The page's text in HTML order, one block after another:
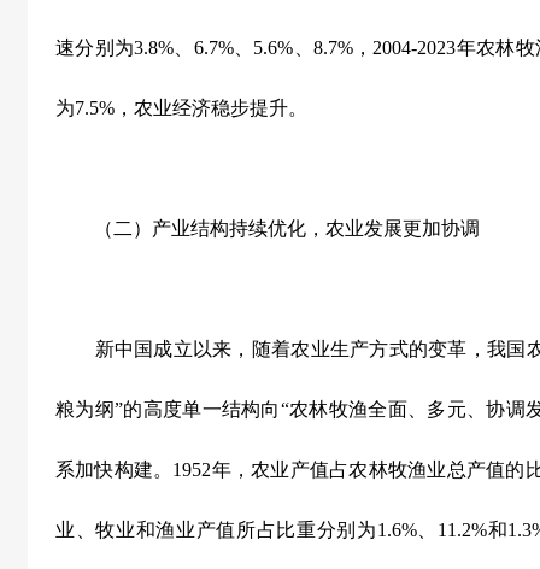
速分别为3.8% 6.7%、 5.6% 8.7%， 2004-2023年农林
为7.5% ，农业经济稳步提升。
（二）产业结构持续优化，农业发展更加协调
新中国成立以来，随着农业生产方式的变革，我国
粮为纲”的高度单一结构向“农林牧渔全面、多元、协调
系加快构建。 1952年，农业产值占农林牧渔业总产值的
业、牧业和渔业产值所占比重分别为1.6%、 11.2%和